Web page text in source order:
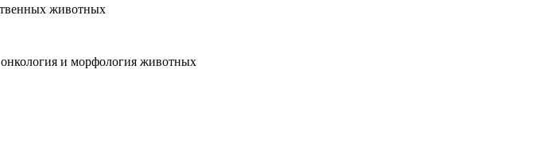
животных
и морфология животных